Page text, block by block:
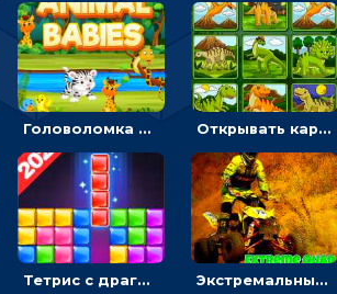
Головоломка Звери-малыши: открывай карточки по очереди, чтобы найти одинаковые Открывать картинки с динозаврами и складывать в пары по памяти - головоломка
Тетрис с драгоценными камнями: расставляй блоки, чтобы получить линию - головоломка Экстремальные пазлы с квадроциклами: собирать крутые тачки